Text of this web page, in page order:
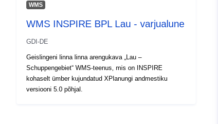
WMS
WMS INSPIRE BPL Lau - varjualune
GDI-DE
Geislingeni linna linna arengukava „Lau –
Schuppengebiet“ WMS-teenus, mis on INSPIRE
kohaselt ümber kujundatud XPlanungi andmestiku
versiooni 5.0 põhjal.